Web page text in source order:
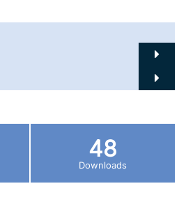
48
Downloads